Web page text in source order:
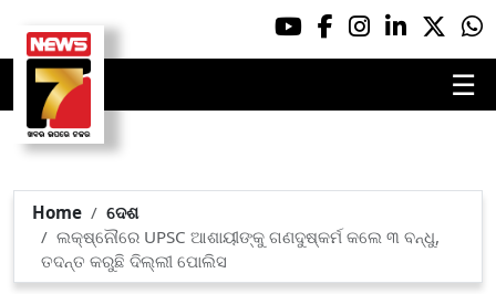
☰
Home
ଦେଶ
ଲକ୍ଷ୍ନୌରେ UPSC ଆଶାୟୀଙ୍କୁ ଗଣଦୁଷ୍କର୍ମ କଲେ ୩ ବନ୍ଧୁ,
ତଦନ୍ତ କରୁଛି ଦିଲ୍ଲୀ ପୋଲିସ